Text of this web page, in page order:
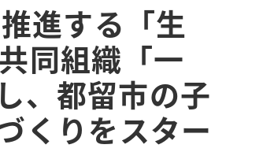
進する「生
同組織「一
、都留市の子
くりをスター